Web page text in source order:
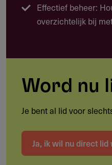
Bewustwording en
Doelgroep
Wie kan deze subsidie
Non-gouvernementele
Effectief beheer:
overzichtelijk bij
Word nu
Je bent al lid voor
Ja, ik wil nu direct lid